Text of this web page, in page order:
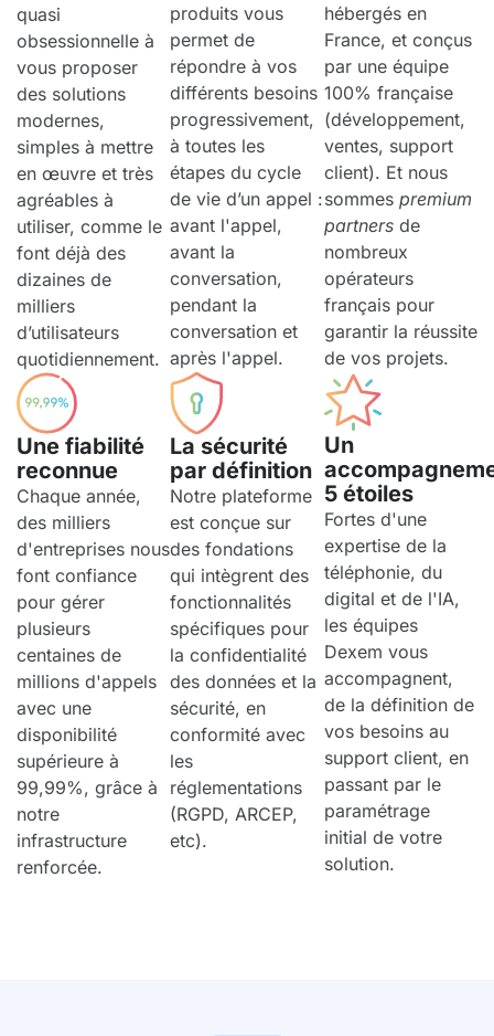
quasi
obsessionnelle à
vous proposer
des solutions
modernes,
simples à mettre
en œuvre et très
agréables à
utiliser, comme le
font déjà des
dizaines de
milliers
d’utilisateurs
quotidiennement.
produits vous
permet de
répondre à vos
différents besoins
progressivement,
à toutes les
étapes du cycle
de vie d’un appel :
avant l'appel,
avant la
conversation,
pendant la
conversation et
après l'appel.
hébergés en
France, et conçus
par une équipe
100% française
(développement,
ventes, support
client). Et nous
sommes premium
partnersde
nombreux
opérateurs
français pour
garantir la réussite
de vos projets.
Une fiabilité
reconnue
Chaque année,
des milliers
d'entreprises nous
font confiance
pour gérer
plusieurs
centaines de
millions d'appels
avec une
disponibilité
supérieure à
99,99%, grâce à
notre
infrastructure
renforcée.
La sécurité
par définition
Notre plateforme
est conçue sur
des fondations
qui intègrent des
fonctionnalités
spécifiques pour
la confidentialité
des données et la
sécurité, en
conformité avec
les
réglementations
(RGPD, ARCEP,
etc).
Un
5 étoiles
Fortes d'une
expertise de la
téléphonie, du
digital et de l'IA,
les équipes
Dexem vous
accompagnent,
de la définition de
vos besoins au
support client, en
passant par le
paramétrage
initial de votre
solution.